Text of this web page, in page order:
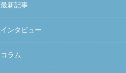
最新記事
インタビュー
コラム